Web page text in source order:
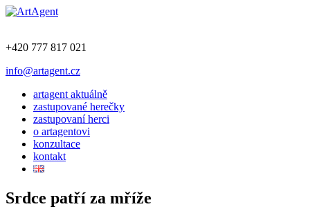
+420 777 817 021
info@artagent.cz
artagent aktuálně
zastupované herečky
zastupovaní herci
o artagentovi
konzultace
kontakt
Srdce patří za mříže